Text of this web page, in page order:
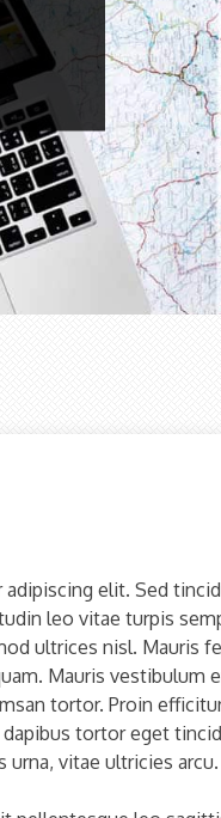
elit. Sed
leo vitae turpis
ultrices nisl. Mauris
Mauris vestibulum
tortor. Proin
tortor eget
vitae ultricies arcu.